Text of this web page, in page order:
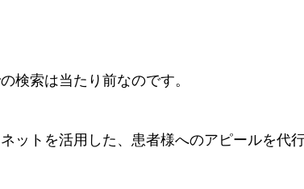
検索は当たり前なのです。
ットを活用した、患者様へのアピールを代